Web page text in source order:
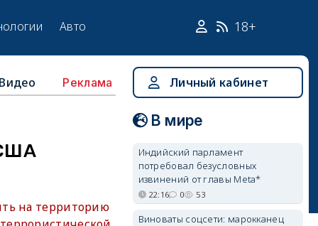
Авто 18+
Видео Реклама
на территорию
Личный кабинет
В мире
Индийский парламент
потребовал безусловных
извинений от главы Meta*
22:16 0 53
Виноваты соцсети: марокканец